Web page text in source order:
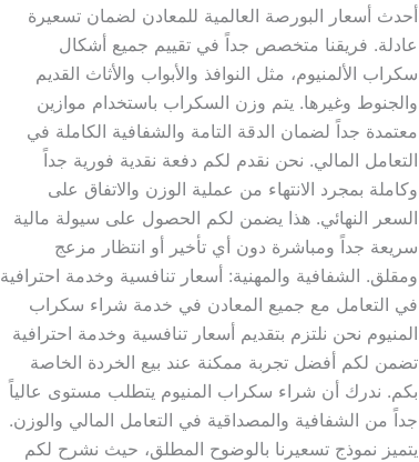
أحدث أسعار البورصة العالمية للمعادن لضمان تسعيرة
عادلة. فريقنا متخصص جداً في تقييم جميع أشكال
سكراب الألمنيوم، مثل النوافذ والأبواب والأثاث القديم
والجنوط وغيرها. يتم وزن السكراب باستخدام موازين
معتمدة جداً لضمان الدقة التامة والشفافية الكاملة في
التعامل المالي. نحن نقدم لكم دفعة نقدية فورية جداً
وكاملة بمجرد الانتهاء من عملية الوزن والاتفاق على
السعر النهائي. هذا يضمن لكم الحصول على سيولة مالية
سريعة جداً ومباشرة دون أي تأخير أو انتظار مزعج
ومقلق. الشفافية والمهنية: أسعار تنافسية وخدمة احترافية
في التعامل مع جميع المعادن في خدمة شراء سكراب
المنيوم نحن نلتزم بتقديم أسعار تنافسية وخدمة احترافية
تضمن لكم أفضل تجربة ممكنة عند بيع الخردة الخاصة
بكم. ندرك أن شراء سكراب المنيوم يتطلب مستوى عالياً
جداً من الشفافية والمصداقية في التعامل المالي والوزن.
يتميز نموذج تسعيرنا بالوضوح المطلق، حيث نشرح لكم